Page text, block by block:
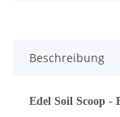
Beschreibung
Edel Soil Scoop -